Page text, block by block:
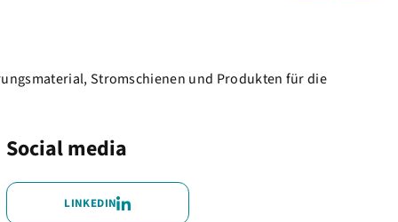
Stromschienen und Produkten für die
Social media
LINKEDIN